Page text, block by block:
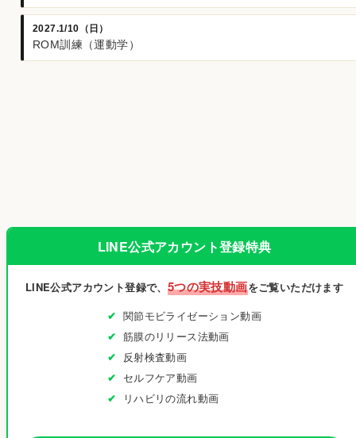
2027.1/10（日）
ROM訓練（運動学）
LINE公式アカウント登録特典
LINE公式アカウント登録で、 5つの実技動画をご覧いただけます
関節モビライゼーション動画
筋膜のリリース法動画
反射検査動画
セルフケア動画
リハビリの流れ動画